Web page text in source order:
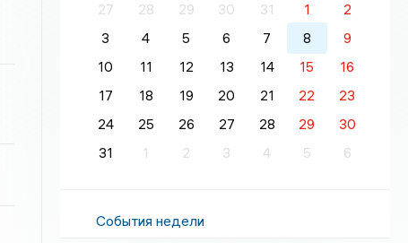
27
28 29 30 31 1
2
3
4 5 6 7 8
9
10
11 12 13 14 15
16
17
18 19 20 21 22
23
24
25 26 27 28 29
30
31
1 2 3 4 5 6
События недели